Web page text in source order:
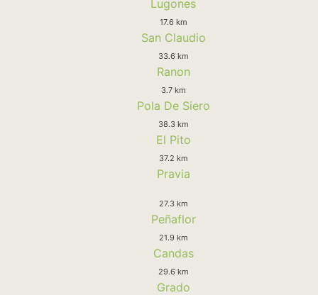
Lugones
17.6 km
San Claudio
33.6 km
Ranon
3.7 km
Pola De Siero
38.3 km
El Pito
37.2 km
Pravia
27.3 km
Peñaflor
21.9 km
Candas
29.6 km
Grado